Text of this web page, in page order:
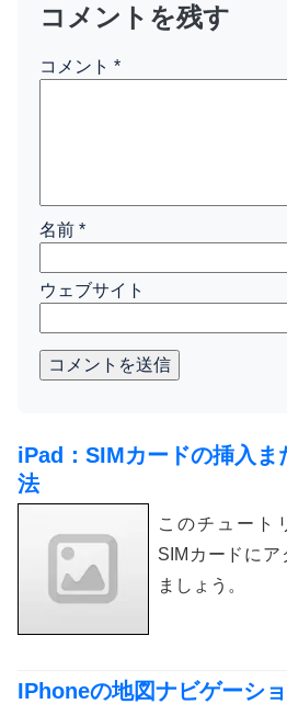
コメントを残す
コメント *
名前 *
ウェブサイト
コメントを送信
iPad：SIMカードの挿入ま
法
このチュート
SIMカードに
ましょう。
IPhoneの地図ナビゲーシ